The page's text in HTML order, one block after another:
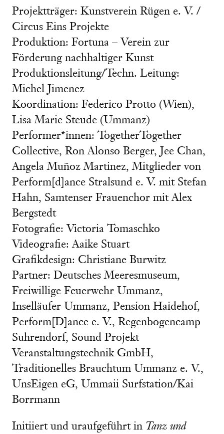
Projektträger: Kunstverein Rügen e. V. /
Circus Eins Projekte
Produktion: Fortuna – Verein zur
Förderung nachhaltiger Kunst
Produktionsleitung/Techn. Leitung:
Michel Jimenez
Koordination: Federico Protto (Wien),
Lisa Marie Steude (Ummanz)
Performer*innen: TogetherTogether
Collective, Ron Alonso Berger, Jee Chan,
Angela Muñoz Martinez, Mitglieder von
Perform[d]ance Stralsund e. V. mit Stefan
Hahn, Samtenser Frauenchor mit Alex
Bergstedt
Fotografie: Victoria Tomaschko
Videografie: Aaike Stuart
Grafikdesign: Christiane Burwitz
Partner: Deutsches Meeresmuseum,
Freiwillige Feuerwehr Ummanz,
Inselläufer Ummanz, Pension Haidehof,
Perform[D]ance e. V., Regenbogencamp
Suhrendorf, Sound Projekt
Veranstaltungstechnik GmbH,
Traditionelles Brauchtum Ummanz e. V.,
UnsEigen eG, Ummaii Surfstation/Kai
Borrmann
Initiiert und uraufgeführt in Tanz und